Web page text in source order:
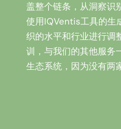
盖整个链条，从洞察识
使用IQVentis工具的生
织的水平和行业进行调
训，与我们的其他服务
生态系统，因为没有两